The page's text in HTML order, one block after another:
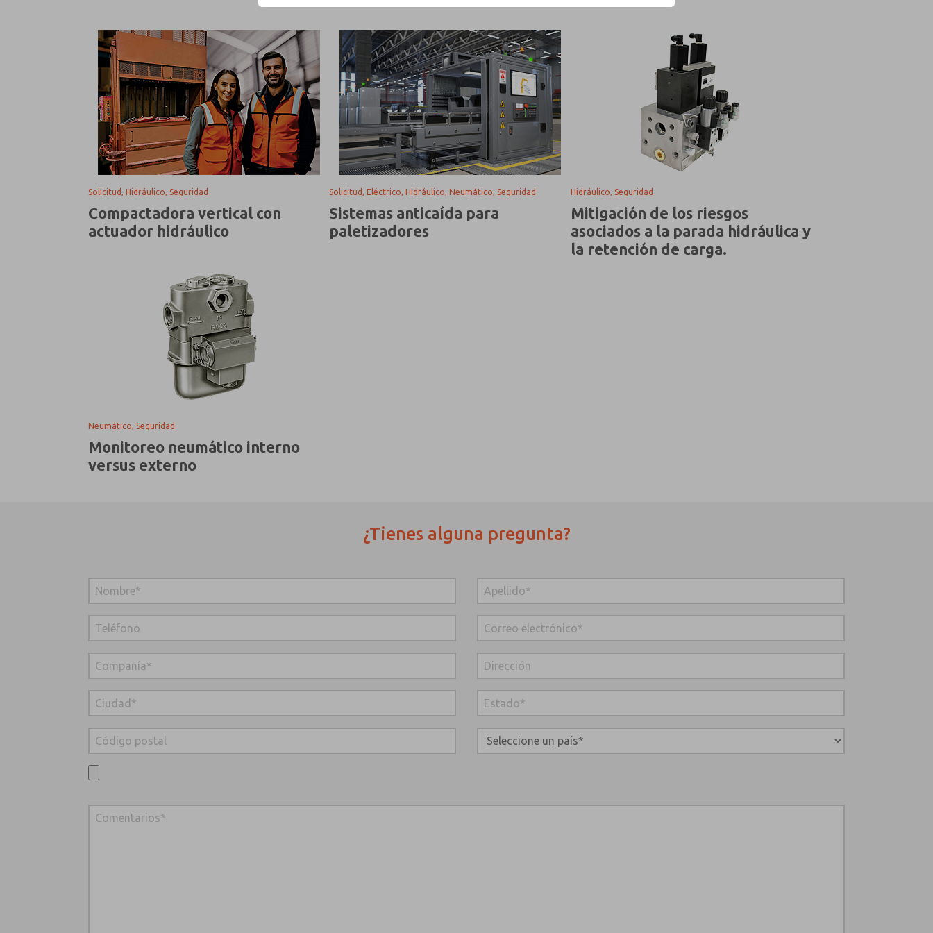
Solicitud, Hidráulico, Seguridad
Compactadora vertical con
actuador hidráulico
Solicitud, Eléctrico, Hidráulico, Neumático, Seguridad
Sistemas anticaída para
paletizadores
Hidráulico, Seguridad
Mitigación de los riesgos
asociados a la parada hidráulica y
la retención de carga.
Neumático, Seguridad
Monitoreo neumático interno
versus externo
¿Tienes alguna pregunta?